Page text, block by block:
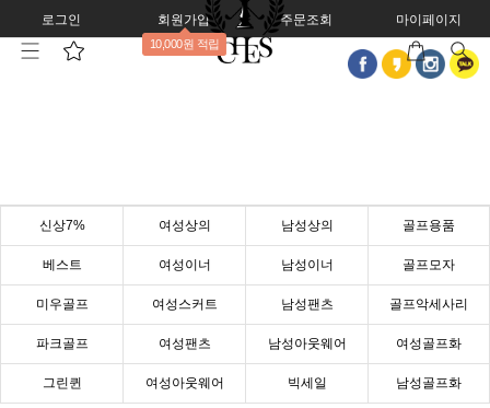
로그인 회원가입
10,000원 적립
주문조회 마이페이지
신상7% 여성상의 남성상의 골프용품
베스트 여성이너 남성이너 골프모자
미우골프 여성스커트 남성팬츠 골프악세사리
파크골프 여성팬츠 남성아웃웨어 여성골프화
그린퀸 여성아웃웨어 빅세일 남성골프화